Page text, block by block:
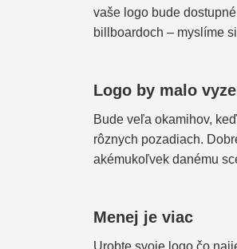
vaše logo bude
billboardoch – myslíme
Logo by malo
Bude veľa okamihov,
rôznych pozadiach.
akémukoľvek danému
Menej je viac
Urobte svoje logo čo